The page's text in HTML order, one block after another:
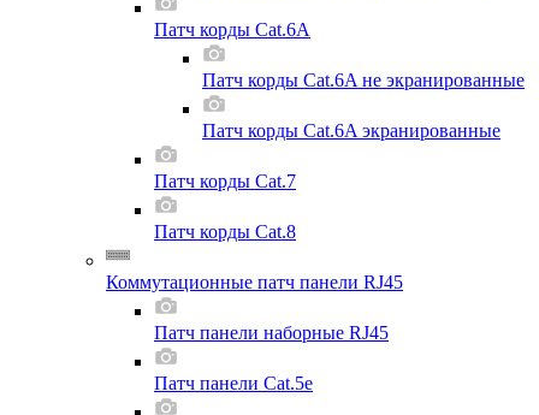
Патч корды Cat.6A
Патч корды Cat.6A не экранированные
Патч корды Cat.6A экранированные
Патч корды Cat.7
Патч корды Cat.8
Коммутационные патч панели RJ45
Патч панели наборные RJ45
Патч панели Cat.5e